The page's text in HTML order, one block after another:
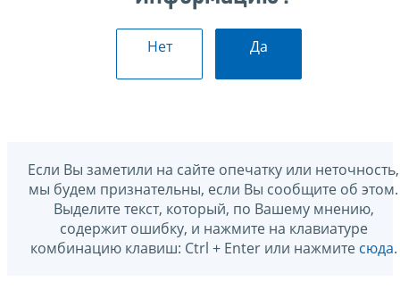
Нет Да
Если Вы заметили на сайте опечатку или неточность,
мы будем признательны, если Вы сообщите об этом.
Выделите текст, который, по Вашему мнению,
содержит ошибку, и нажмите на клавиатуре
комбинацию клавиш: Ctrl + Enter или нажмите сюда.